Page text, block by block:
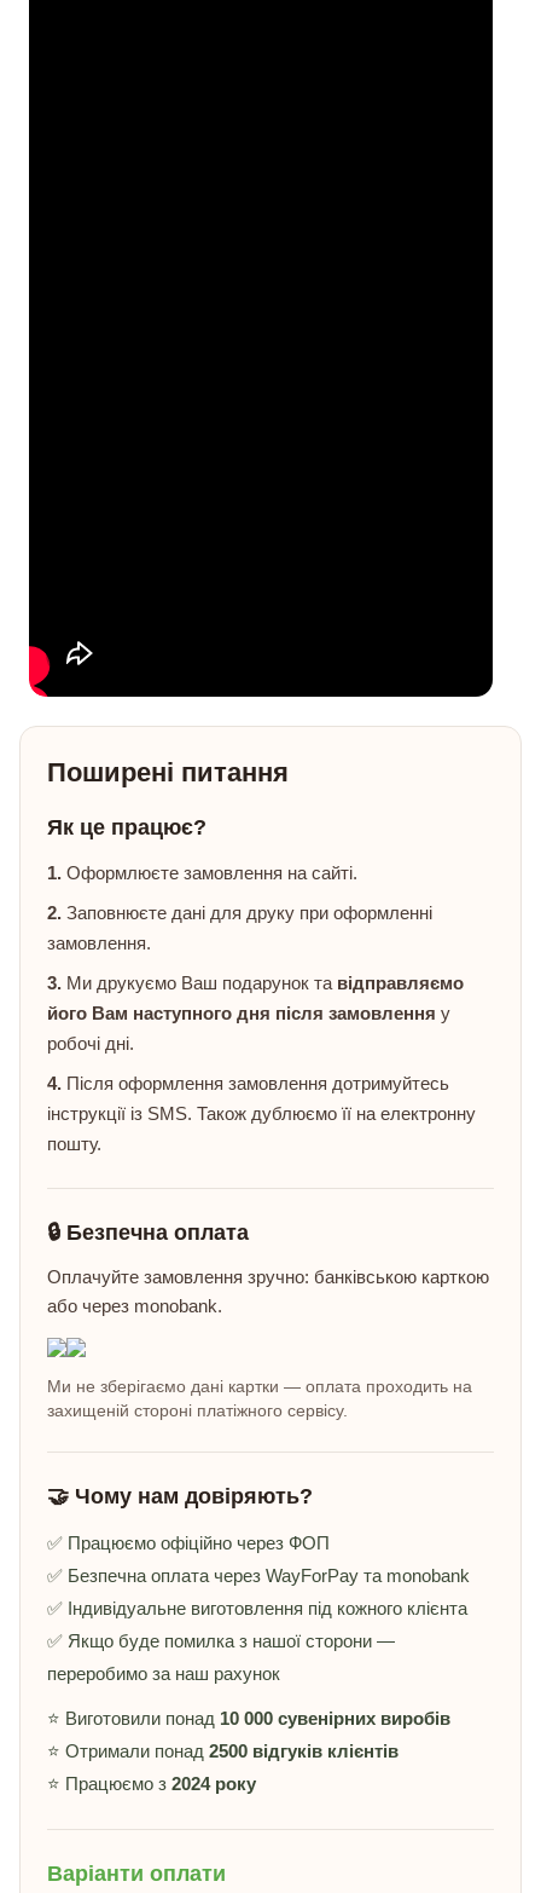
Поширені питання
Як це працює?
1. Оформлюєте замовлення на сайті.
2. Заповнюєте дані для друку при оформленні
замовлення.
3. Ми друкуємо Ваш подарунок та відправляємо
його Вам наступного дня після замовлення у
робочі дні.
4. Після оформлення замовлення дотримуйтесь
інструкції із SMS. Також дублюємо її на електронну
пошту.
🔒 Безпечна оплата
Оплачуйте замовлення зручно: банківською карткою
або через monobank.
Ми не зберігаємо дані картки — оплата проходить на
захищеній стороні платіжного сервісу.
🤝 Чому нам довіряють?
✅ Працюємо офіційно через ФОП
✅ Безпечна оплата через WayForPay та monobank
✅ Індивідуальне виготовлення під кожного клієнта
✅ Якщо буде помилка з нашої сторони —
переробимо за наш рахунок
⭐ Виготовили понад 10 000 сувенірних виробів
⭐ Отримали понад 2500 відгуків клієнтів
⭐ Працюємо з 2024 року
Варіанти оплати